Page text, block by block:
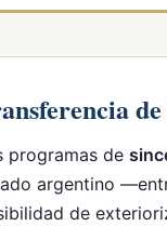
programas de
argentino
de